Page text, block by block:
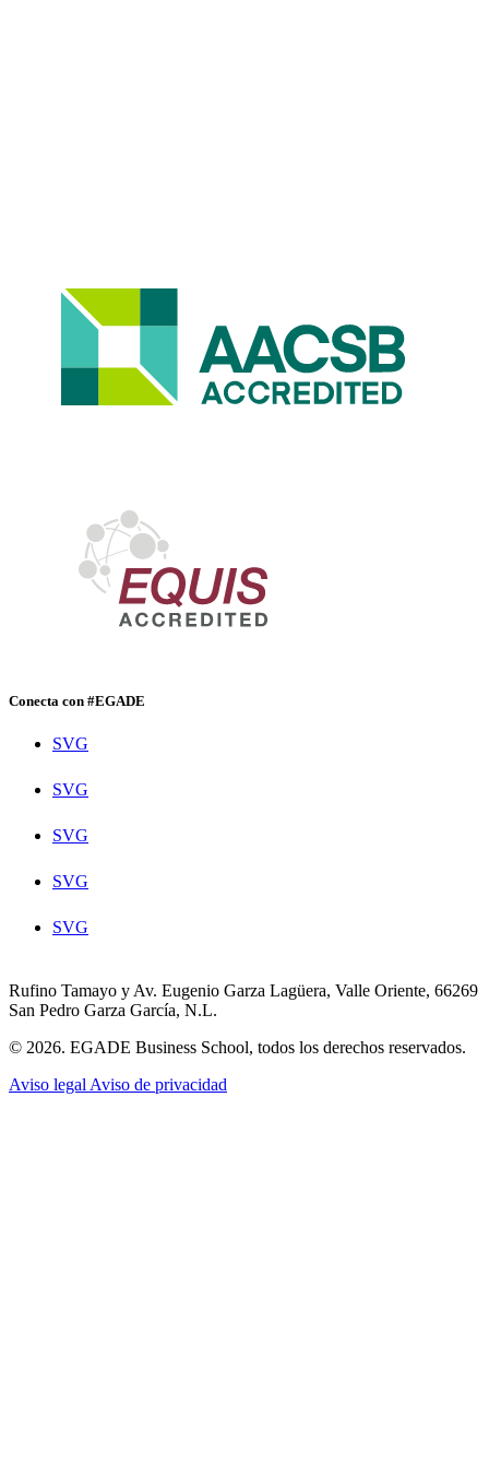
Conecta con #EGADE
SVG
SVG
SVG
SVG
SVG
Rufino Tamayo y Av. Eugenio Garza Lagüera, Valle Oriente, 66269
San Pedro Garza García, N.L.
© 2026. EGADE Business School, todos los derechos reservados.
Aviso legal Aviso de privacidad